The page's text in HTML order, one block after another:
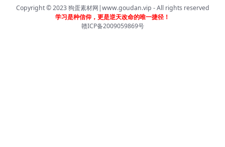
Copyright © 2023狗蛋素材网|www.goudan.vip - All rights reserved
学习是种信仰，更是逆天改命的唯一捷径！
赣ICP备2009059869号